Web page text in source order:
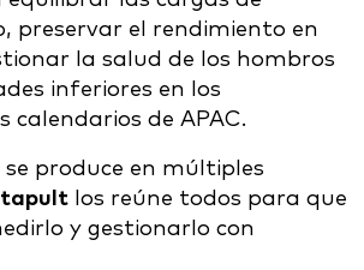
preservar el rendimiento en
la salud de los hombros
inferiores en los
calendarios de APAC.
produce en múltiples
los reúne todos para que
y gestionarlo con